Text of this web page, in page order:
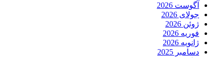
آگوست 2026
جولای 2026
ژوئن 2026
فوریه 2026
ژانویه 2026
دسامبر 2025